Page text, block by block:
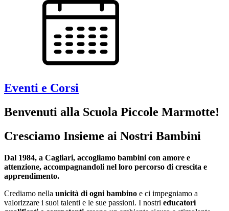
Eventi e Corsi
Benvenuti alla Scuola Piccole Marmotte!
Cresciamo Insieme ai Nostri Bambini
Dal 1984, a Cagliari, accogliamo bambini con amore e
attenzione, accompagnandoli nel loro percorso di crescita e
apprendimento.
Crediamo nella unicità di ogni bambino e ci impegniamo a
valorizzare i suoi talenti e le sue passioni. I nostri educatori